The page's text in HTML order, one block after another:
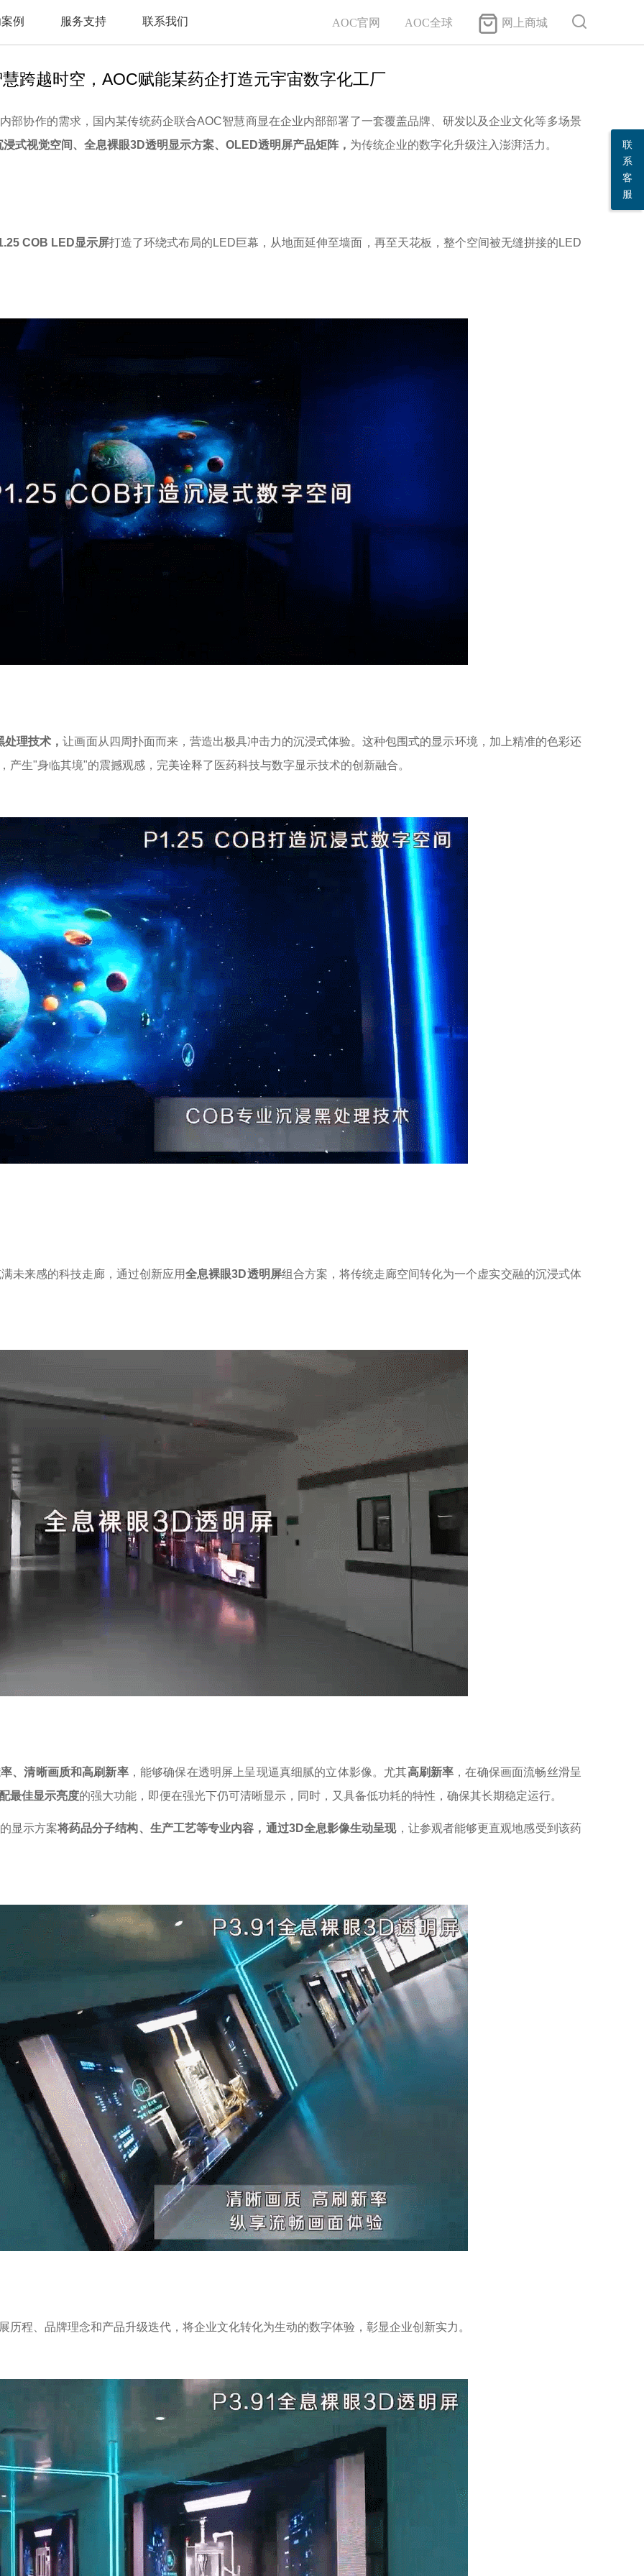
例 服务支持 联系我们 AOC官网 AOC全球 网上商城
跨越时空，AOC赋能某药企打造元宇宙数字化工厂
部协作的需求，国内某传统药企联合AOC智慧商显在企业内部部署了一套覆盖品牌、研发以及企业文化等多场景
式视觉空间、全息裸眼3D透明显示方案、OLED透明屏产品矩阵， 为传统企业的数字化升级注入澎湃活力。
COB LED显示屏打造了环绕式布局的 LED巨幕，从地面延伸至墙面，再至天花板，整个空间被无缝拼接的LED
处理技术，让画面从四周扑面而来，营造出极具冲击力的沉浸式体验。这种包围式的显示环境，加上精准的色彩还
产生"身临其境"的震撼观感，完美诠释了医药科技与数字显示技术的创新融合。
未来感的科技走廊，通过创新应用全息裸眼3D透明屏组合方案，将传统走廊空间转化为一个虚实交融的沉浸式体
、清晰画质和高刷新率，能够确保在透明屏上呈现逼真细腻的立体影像。尤其高刷新率 ，在确保画面流畅丝滑呈
最佳显示亮度的强大功能，即便在强光下仍可清晰显示，同时，又具备低功耗的特性，确保其长期稳定运行。
显示方案将药品分子结构、生产工艺等专业内容，通过3D全息影像生动呈现，让参观者能够更直观地感受到该药
程、品牌理念和产品升级迭代，将企业文化转化为生动的数字体验，彰显企业创新实力。
联
系
客
服